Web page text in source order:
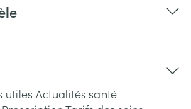
utiles Actualités santé